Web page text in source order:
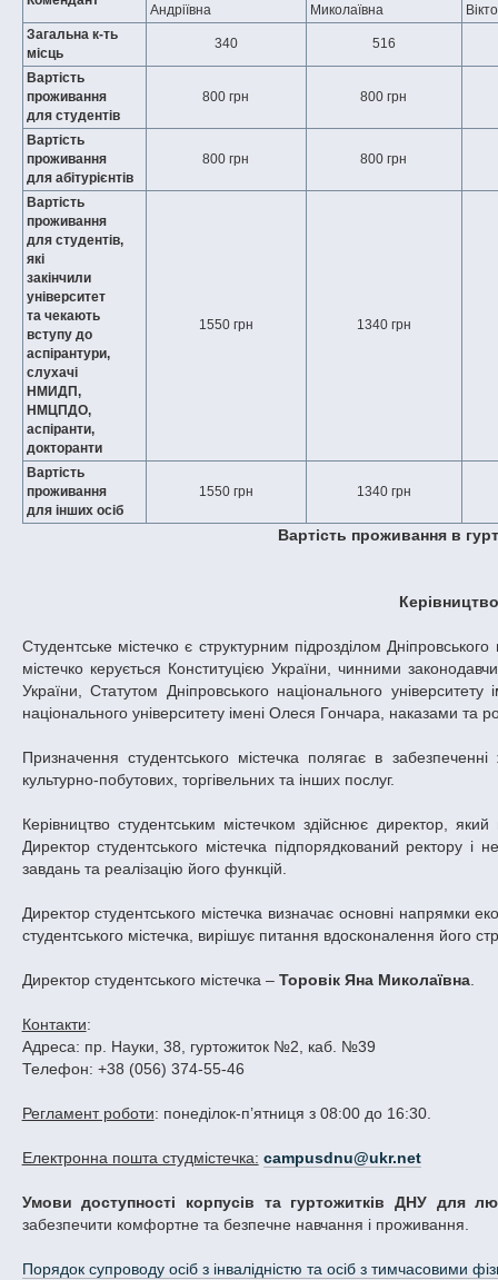
Андріївна
Миколаївна
Загальна к-ть
місць
340 516
Вартість
проживання
для студентів
800 грн 800 грн
Вартість
проживання
для абітурієнтів
800 грн 800 грн
Вартість
проживання
для студентів,
які
закінчили
університет
та чекають
вступу до
аспірантури,
слухачі
НМИДП,
НМЦПДО,
аспіранти,
докторанти
1550 грн 1340 грн
Вартість
проживання
для інших осіб
1550 грн 1340 грн
Вартість проживання в
Студентське містечко є структурним підрозділом
містечко керується Конституцією України, чинними
України, Статутом Дніпровського національного
національного університету імені Олеся Гончара, наказами та
Призначення студентського містечка полягає в
культурно-побутових, торгівельних та інших послуг.
Керівництво студентським містечком здійснює директор,
Директор студентського містечка підпорядкований ректору і
завдань та реалізацію його функцій.
Директор студентського містечка визначає основні напрямки
студентського містечка, вирішує питання вдосконалення його
Директор студентського містечка – Торовік Яна Миколаївна.
Контакти:
Адреса: пр. Науки, 38, гуртожиток №2, каб. №39
Телефон: +38 (056) 374-55-46
Регламент роботи: понеділок-п’ятниця з 08:00 до 16:30.
Електронна пошта студмістечка: campusdnu@ukr.net
Умови доступності корпусів та гуртожитків ДНУ для
забезпечити комфортне та безпечне навчання і проживання.
Порядок супроводу осіб з інвалідністю та осіб з тимчасовими